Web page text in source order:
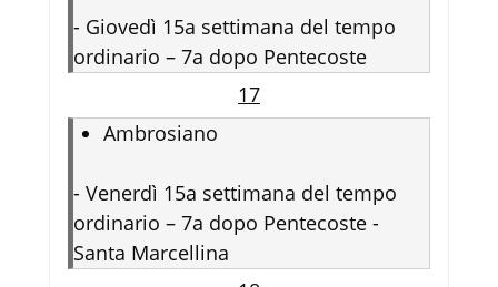
- Giovedì 15a settimana del tempo
ordinario – 7a dopo Pentecoste
17
Ambrosiano
- Venerdì 15a settimana del tempo
ordinario – 7a dopo Pentecoste -
Santa Marcellina